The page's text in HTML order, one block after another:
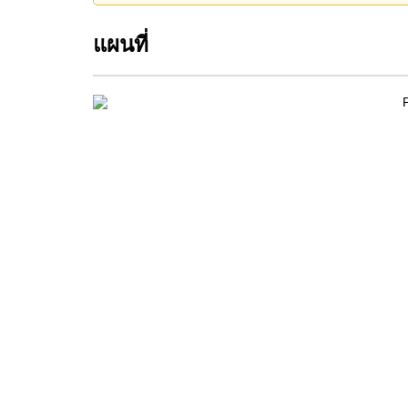
arrange your private tour.
แผนที่